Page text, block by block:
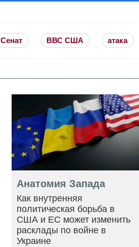
Сенат ВВС США атака
Анатомия Запада
Как внутренняя
политическая борьба в
США и ЕС может изменить
расклады по войне в
Украине